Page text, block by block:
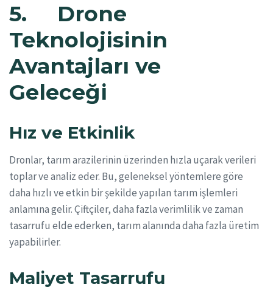
5. Drone
Teknolojisinin
Avantajları ve
Geleceği
Hız ve Etkinlik
Dronlar, tarım arazilerinin üzerinden hızla uçarak verileri
toplar ve analiz eder. Bu, geleneksel yöntemlere göre
daha hızlı ve etkin bir şekilde yapılan tarım işlemleri
anlamına gelir. Çiftçiler, daha fazla verimlilik ve zaman
tasarrufu elde ederken, tarım alanında daha fazla üretim
yapabilirler.
Maliyet Tasarrufu